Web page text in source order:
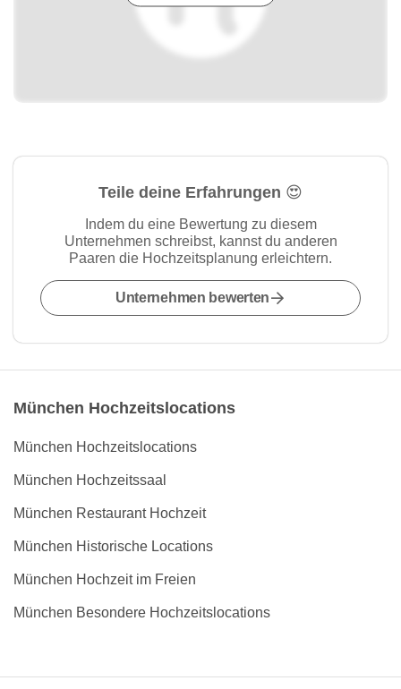
Teile deine Erfahrungen 😍
Indem du eine Bewertung zu diesem
Unternehmen schreibst, kannst du anderen
Paaren die Hochzeitsplanung erleichtern.
Unternehmen bewerten
München Hochzeitslocations
München Hochzeitslocations
München Hochzeitssaal
München Restaurant Hochzeit
München Historische Locations
München Hochzeit im Freien
München Besondere Hochzeitslocations